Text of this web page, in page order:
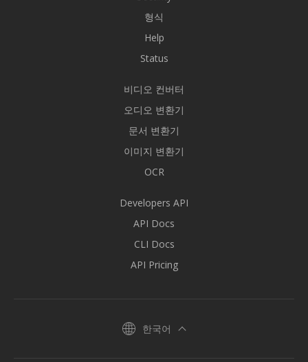
형식
Help
Status
비디오 컨버터
오디오 변환기
문서 변환기
이미지 변환기
OCR
Developers API
API Docs
CLI Docs
API Pricing
한국어